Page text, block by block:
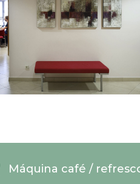
Máquina café /